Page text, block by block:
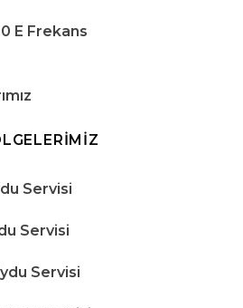
E Frekans
Servisi
Servisi
Servisi